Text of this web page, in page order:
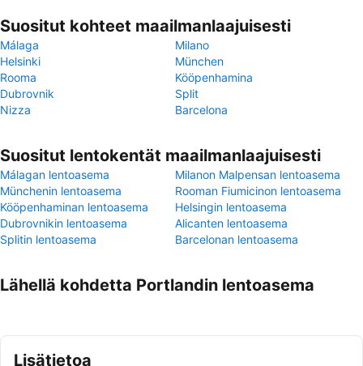
Suositut kohteet maailmanlaajuisesti
Málaga
Milano
Helsinki
München
Rooma
Kööpenhamina
Dubrovnik
Split
Nizza
Barcelona
Suositut lentokentät maailmanlaajuisesti
Málagan lentoasema
Milanon Malpensan lentoasema
Münchenin lentoasema
Rooman Fiumicinon lentoasema
Kööpenhaminan lentoasema
Helsingin lentoasema
Dubrovnikin lentoasema
Alicanten lentoasema
Splitin lentoasema
Barcelonan lentoasema
Lähellä kohdetta Portlandin lentoasema
Lisätietoa